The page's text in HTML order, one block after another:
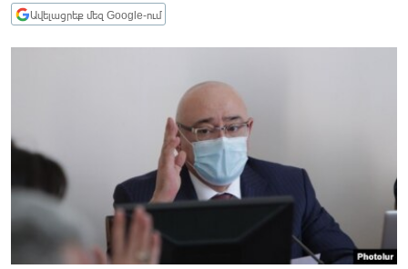
ՂԱՐԱԲԱՂ
ՄՇԱԿՈՒՅԹ
ՍՊՈՐՏ
ՄԵԿՆԱԲԱՆՈՒԹՅՈՒՆ
ՏՏ ԵՒ ԻՆՏԵՐՆԵՏ
Ավելացրեք մեզ Google-ում